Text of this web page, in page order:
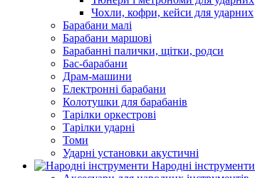
Чохли, кофри, кейси для ударних
Барабани малі
Барабани маршові
Барабанні палички, щітки, родси
Бас-барабани
Драм-машини
Електронні барабани
Колотушки для барабанів
Тарілки оркестрові
Тарілки ударні
Томи
Ударні установки акустичні
Народні інструменти